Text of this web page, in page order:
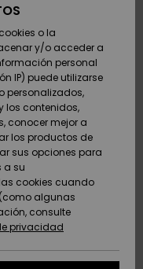
o la
y/o acceder a
personal
IP) puede utilizarse
personalizados,
los contenidos,
conocer mejor a
los productos de
sus opciones para
a su
cookies cuando
algunas
consulte
privacidad